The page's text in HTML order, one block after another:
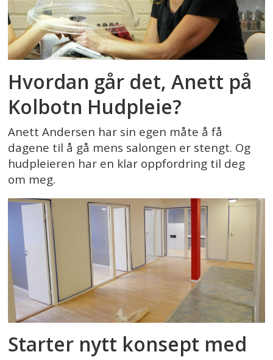
Hvordan går det, Anett på
Kolbotn Hudpleie?
Anett Andersen har sin egen måte å få
dagene til å gå mens salongen er stengt. Og
hudpleieren har en klar oppfordring til deg
om meg.
Starter nytt konsept med